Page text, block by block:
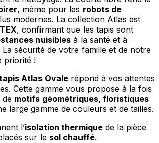
, même pour les robots de
modernes. La collection Atlas est
, confirmant que les tapis sont
nuisibles à la santé et à
La sécurité de votre famille et de notre
priorité !
Atlas Ovale répond à vos attentes
Cette gamme vous propose à la fois
de motifs géométriques, floristiques
large gamme de couleurs et de tailles.
l’isolation thermique de la pièce
sur le sol chauffé.